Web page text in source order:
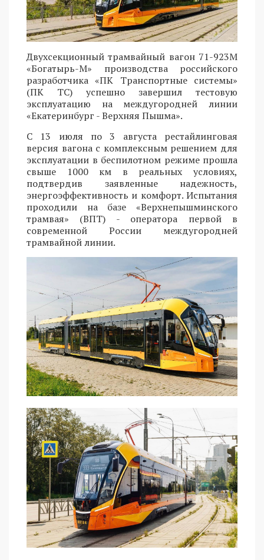
Двухсекционный трамвайный вагон 71-923М
«Богатырь-М» производства российского
разработчика «ПК Транспортные системы»
(ПК ТС) успешно завершил тестовую
эксплуатацию на междугородней линии
«Екатеринбург - Верхняя Пышма».
С 13 июля по 3 августа рестайлинговая
версия вагона с комплексным решением для
эксплуатации в беспилотном режиме прошла
свыше 1000 км в реальных условиях,
подтвердив заявленные надежность,
энергоэффективность и комфорт. Испытания
проходили на базе «Верхнепышминского
трамвая» (ВПТ) - оператора первой в
современной России междугородней
трамвайной линии.